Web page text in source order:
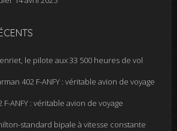
le pilote aux 33 500 heures de vol
402 F-ANFY : véritable avion de voyage
F-ANFY : véritable avion de voyage
standard bipale à vitesse constante